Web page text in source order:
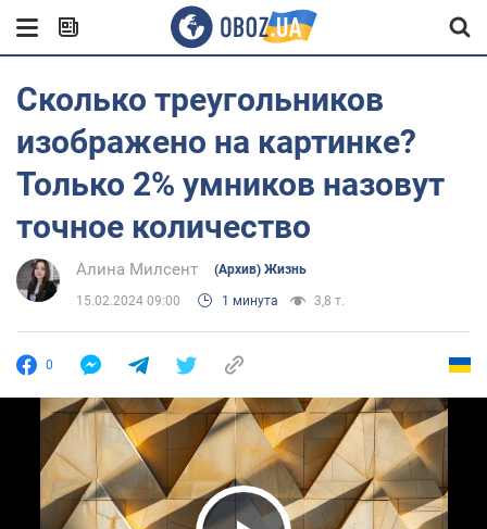
Сколько треугольников
изображено на картинке?
Только 2% умников назовут
точное количество
Алина Милсент (Архив) Жизнь
15.02.2024 09:00 1 минута 3,8 т.
0